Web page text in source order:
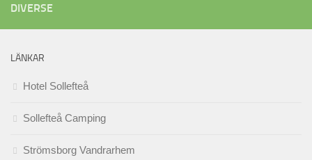
DIVERSE
LÄNKAR
Hotel Sollefteå
Sollefteå Camping
Strömsborg Vandrarhem